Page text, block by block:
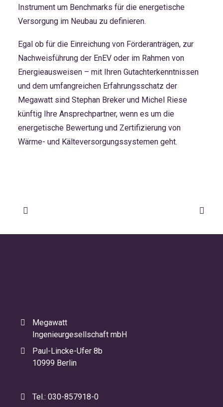
Instrument um Benchmarks für die energetische
Versorgung im Neubau zu definieren.
Egal ob für die Einreichung von Förderanträgen, zur
Nachweisführung der EnEV oder im Rahmen von
Energieausweisen – mit Ihren Gutachterkenntnissen
und dem umfangreichen Erfahrungsschatz der
Megawatt sind Stephan Breker und Michel Riese
künftig Ihre Ansprechpartner, wenn es um die
energetische Bewertung und Zertifizierung von
Wärme- und Kälteversorgungssystemen geht.
Megawatt
Ingenieurgesellschaft mbH
Paul-Lincke-Ufer 8b
10999 Berlin
Tel.: 030-857918-0